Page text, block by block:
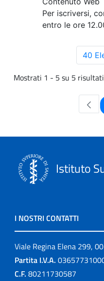
Per iscriversi,
entro le ore
40
Mostrati 1 - 5 su 5
Istituto
I NOSTRI CONTATTI
Viale Regina Elena 299,
Partita I.V.A.
C.F. 80211730587